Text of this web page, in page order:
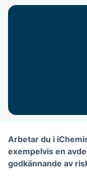
Arbetar du i
exempelvis en
godkännande av